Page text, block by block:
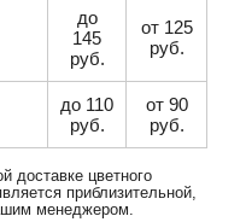
до
145
руб.
от 125
руб.
до 110
руб.
от 90
руб.
доставке цветного
приблизительной,
менеджером.